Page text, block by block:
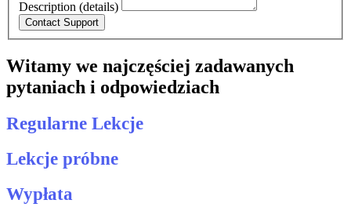
Description (details)
Witamy we najczęściej zadawanych
pytaniach i odpowiedziach
Regularne Lekcje
Lekcje próbne
Wypłata